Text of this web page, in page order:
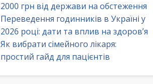
2000 грн від держави на обстеження
Переведення годинників в Україні у
2026 році: дати та вплив на здоров’я
Як вибрати сімейного лікаря:
простий гайд для пацієнтів